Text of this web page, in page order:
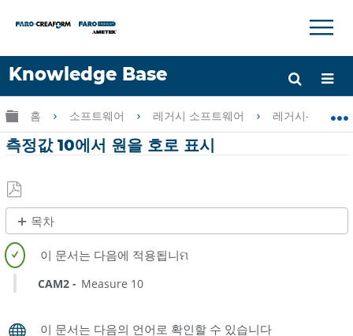
Knowledge Base
언어
도움 받기 로그인
×
글로벌 계층 확장/축소
홈 소프트웨어 레거시 소프트웨어 레거시-
측정값 10에서 원을 호로 표시
PDF
로
저
장
목차
제
목
없
음
CAM2 Measure 10